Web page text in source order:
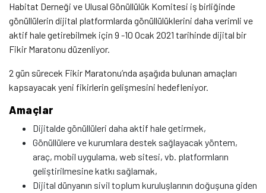
Habitat Derneği ve Ulusal Gönüllülük Komitesi iş birliğinde
gönüllülerin dijital platformlarda gönüllülüklerini daha verimli ve
aktif hale getirebilmek için 9 -10 Ocak 2021 tarihinde dijital bir
Fikir Maratonu düzenliyor.
2 gün sürecek Fikir Maratonu’nda aşağıda bulunan amaçları
kapsayacak yeni fikirlerin gelişmesini hedefleniyor.
Amaçlar
Dijitalde gönüllüleri daha aktif hale getirmek,
Gönüllülere ve kurumlara destek sağlayacak yöntem,
araç, mobil uygulama, web sitesi, vb. platformların
geliştirilmesine katkı sağlamak,
Dijital dünyanın sivil toplum kuruluşlarının doğuşuna giden